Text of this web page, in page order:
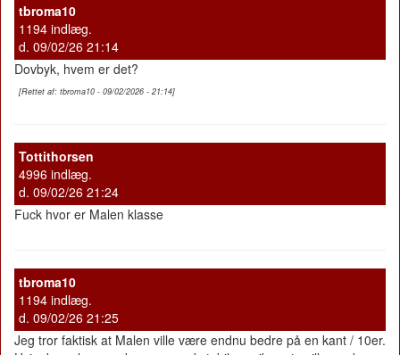
tbroma10
1194 indlæg.
d. 09/02/26 21:14
Dovbyk, hvem er det?
[Rettet af: tbroma10 - 09/02/2026 - 21:14]
Tottithorsen
4996 indlæg.
d. 09/02/26 21:24
Fuck hvor er Malen klasse
tbroma10
1194 indlæg.
d. 09/02/26 21:25
Jeg tror faktisk at Malen ville være endnu bedre på en kant / 10er.